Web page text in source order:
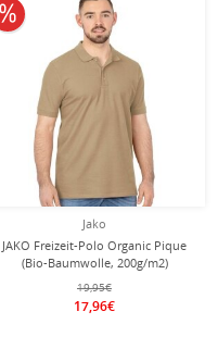
Jako
JAKO Freizeit-Polo Organic Pique
(Bio-Baumwolle, 200g/m2)
sandbraun Herren
19,95€
17,96€
10% reduziert